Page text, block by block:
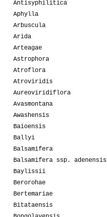
Antisyphilitica
Aphylla
Arbuscula
Arida
Arteagae
Astrophora
Atroflora
Atroviridis
Aureoviridiflora
Avasmontana
Awashensis
Baioensis
Ballyi
Balsamifera
Balsamifera ssp. adenensis
Baylissii
Berorohae
Bertemariae
Bitataensis